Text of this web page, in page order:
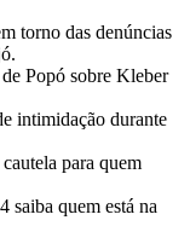
torno das denúncias
Popó sobre Kleber
intimidação durante
para quem
quem está na